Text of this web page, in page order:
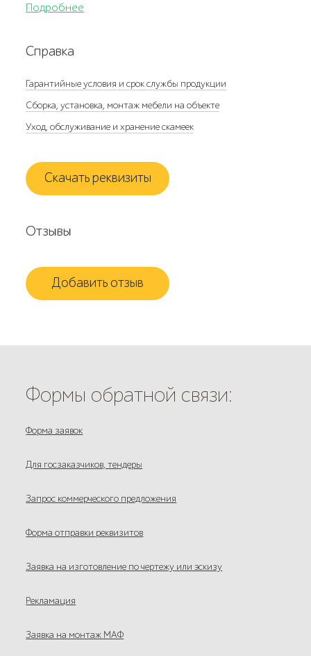
Подробнее
Справка
Гарантийные условия и срок службы продукции
Сборка, установка, монтаж мебели на объекте
Уход, обслуживание и хранение скамеек
Скачать реквизиты
Отзывы
Добавить отзыв
Формы обратной связи:
Форма заявок
Для госзаказчиков, тендеры
Запрос коммерческого предложения
Форма отправки реквизитов
Заявка на изготовление по чертежу или эскизу
Рекламация
Заявка на монтаж МАФ